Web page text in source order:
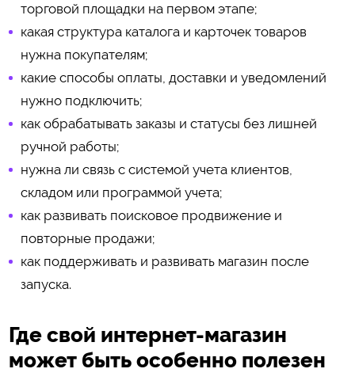
торговой площадки на первом этапе;
какая структура каталога и карточек товаров
нужна покупателям;
какие способы оплаты, доставки и уведомлений
нужно подключить;
как обрабатывать заказы и статусы без лишней
ручной работы;
нужна ли связь с системой учета клиентов,
складом или программой учета;
как развивать поисковое продвижение и
повторные продажи;
как поддерживать и развивать магазин после
запуска.
Где свой интернет-магазин
может быть особенно полезен